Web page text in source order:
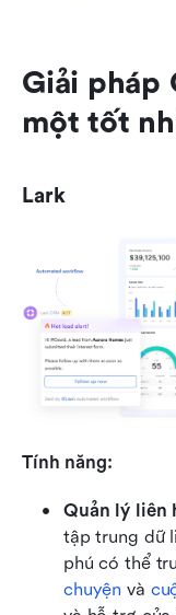
Giải pháp
một tốt
Lark
Tính năng:
Quản lý liên
tập trung dữ
phú có thể
chuyện và